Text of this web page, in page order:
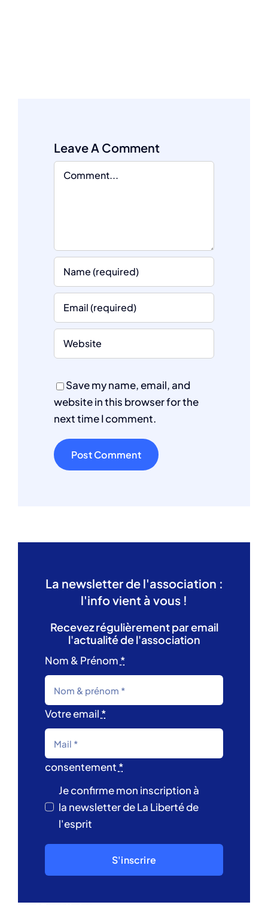
Leave A Comment
Comment
Save my name, email, and
website in this browser for the
next time I comment.
La newsletter de l'association :
l'info vient à vous !
Recevez régulièrement par email
l'actualité de l'association
Nom & Prénom *
Votre email *
consentement *
Je confirme mon inscription à
la newsletter de La Liberté de
l'esprit
S'inscrire